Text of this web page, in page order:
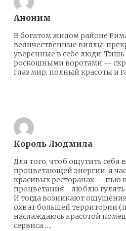
Аноним
В богатом жилом районе
величественные виллы,
уверенные в себе люди. Тишь
роскошными воротами —
глаз мир, полный красоты и
Король Людмила
Для того, чтоб ощутить себя
процветающей энергии, я
красивых ресторанах — пью
процветания… люблю гулять
И тогда возникают
охват большей территории
наслаждаюсь красотой
сервиса ….